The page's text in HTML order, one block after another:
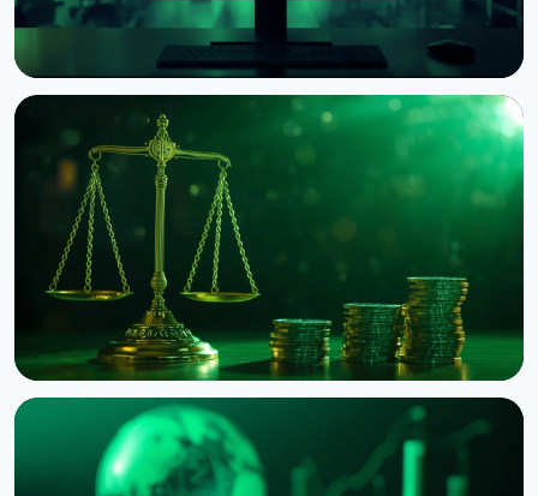
Circle запустив нативний USDC на блокчейні OKX
X Layer
8 серпня 2026 р. 3 хв читання
Binance подала до суду на RedotPay через
переманювання 470 000 користувачів